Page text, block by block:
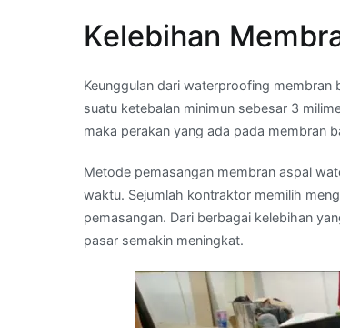
Kelebihan
Keunggulan dari waterproofing
suatu ketebalan minimun sebesar 3
maka perakan yang ada pada membran
Metode pemasangan membran aspal
waktu. Sejumlah kontraktor memilih
pemasangan. Dari berbagai kelebihan
pasar semakin meningkat.